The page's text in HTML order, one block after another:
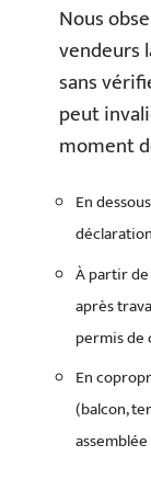
Nous
vendeurs
sans
peut
moment
En
À partir
après
permis
En
(balcon,